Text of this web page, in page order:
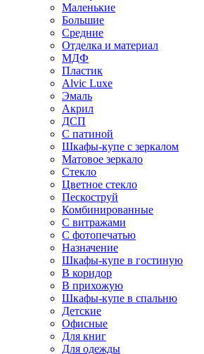
Маленькие
Большие
Средние
Отделка и материал
МДФ
Пластик
Alvic Luxe
Эмаль
Акрил
ДСП
С патиной
Шкафы-купе с зеркалом
Матовое зеркало
Стекло
Цветное стекло
Пескоструй
Комбинированные
С витражами
С фотопечатью
Назначение
Шкафы-купе в гостиную
В коридор
В прихожую
Шкафы-купе в спальню
Детские
Офисные
Для книг
Для одежды